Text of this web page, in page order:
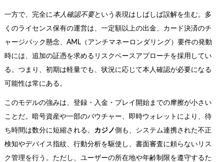
一方で、完全に本人確認不要という表現はしばしば誤解を生む。多
くのライセンス保有の運営は、一定額以上の出金、カード決済のチ
ャージバック懸念、AML（アンチマネーロンダリング）要件の発動
時には、追加の証憑を求めるリスクベースアプローチを採用してい
る。つまり、初期は軽量でも、状況に応じて本人確認が必要になる
可能性は常にある。
このモデルの強みは、登録・入金・プレイ開始までの摩擦が小さい
ことだ。暗号資産や一部のバウチャー、即時ウォレットにより、待
ち時間は数分に短縮される。 カジノ側も、システム連携された不正
検知やデバイス指紋、行動分析を駆使し、書面審査に頼らないリス
ク管理を行う。ただし、ユーザーの所在地や年齢制限を遵守するた